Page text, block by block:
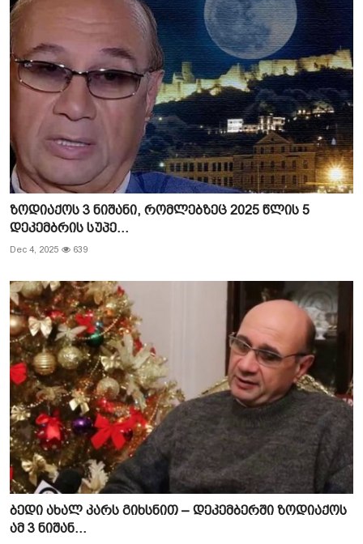
ზოდიაქოს 3 ნიშანი, რომლებზეც 2025 წლის 5
დეკემბრის სუპე...
Dec 4, 2025 639
ბედი ახალ კარს გიხსნით – დეკემბერში ზოდიაქოს
ამ 3 ნიშან...